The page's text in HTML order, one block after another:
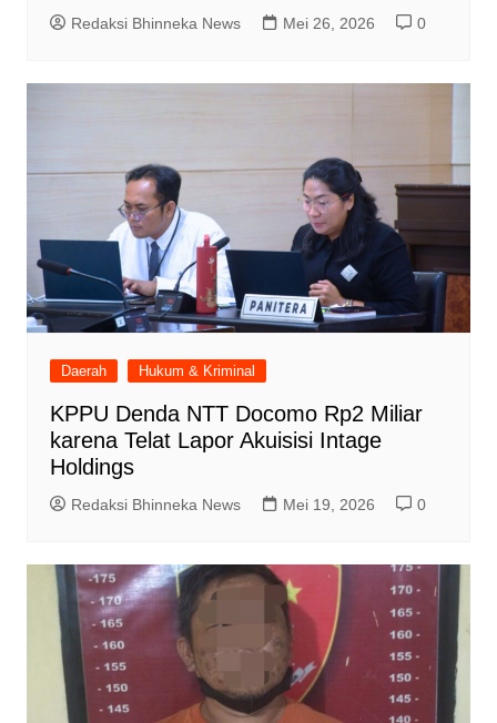
Redaksi Bhinneka News Mei 26, 2026 0
Daerah Hukum & Kriminal
KPPU Denda NTT Docomo Rp2 Miliar
karena Telat Lapor Akuisisi Intage
Holdings
Redaksi Bhinneka News Mei 19, 2026 0